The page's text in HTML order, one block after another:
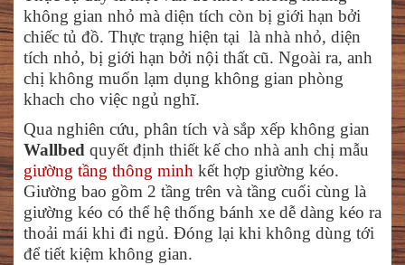
không gian nhỏ mà diện tích còn bị giới hạn bởi
chiếc tủ đồ. Thực trạng hiện tại là nhà nhỏ, diện
tích nhỏ, bị giới hạn bởi nội thất cũ. Ngoài ra, anh
chị không muốn lạm dụng không gian phòng
khach cho việc ngủ nghĩ.
Qua nghiên cứu, phân tích và sắp xếp không gian
Wallbed quyết định thiết kế cho nhà anh chị mẫu
giường tầng thông minh kết hợp giường kéo.
Giường bao gồm 2 tầng trên và tầng cuối cùng là
giường kéo có thể hệ thống bánh xe dễ dàng kéo ra
thoải mái khi đi ngủ. Đóng lại khi không dùng tới
để tiết kiệm không gian.